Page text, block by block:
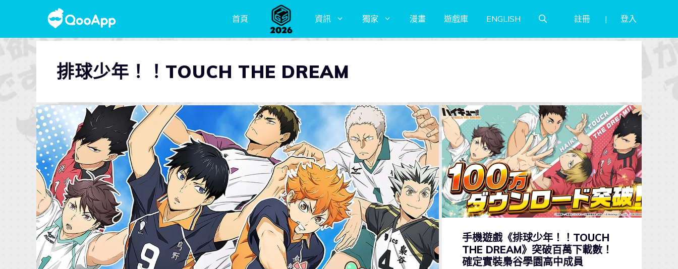
首頁 資訊 獨家 漫畫 遊戲庫 ENGLISH 註冊 登入
排球少年！！TOUCH THE DREAM
手機遊戲《排球少年！！TOUCH
THE DREAM》突破百萬下載數！
確定實裝梟谷學園高中成員